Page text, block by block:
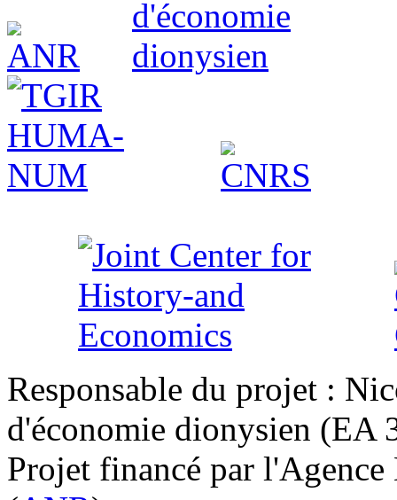
Responsable du projet :
d'économie dionysien
Projet financé par l'Agence